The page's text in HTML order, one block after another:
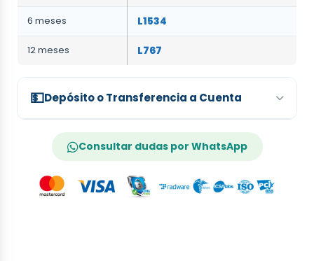
6 meses L1534
12 meses L767
💵Depósito o Transferencia a Cuenta
Cuentas a nombre de: Diveco Honduras S.A.
Banco Número de Cuenta – Monetaria
Consultar dudas por WhatsApp